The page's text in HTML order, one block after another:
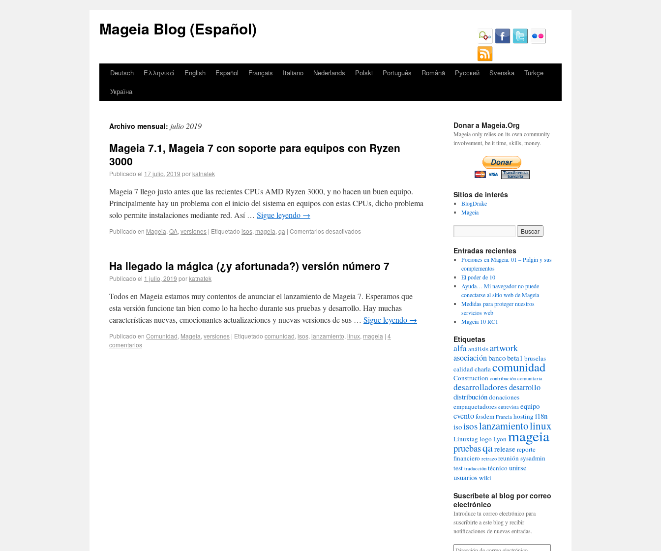
Mageia Blog (Español)
Deutsch Ελληνικά English Español Français Italiano Nederlands Polski Português Română Русский Svenska
Türkçe
Україна
Archivo mensual: julio 2019
Mageia 7.1, Mageia 7 con soporte para equipos con Ryzen
3000
Publicado el 17 julio, 2019 porkatnatek
Mageia 7 llego justo antes que las recientes CPUs AMD Ryzen 3000, y no hacen un buen equipo.
Principalmente hay un problema con el inicio del sistema en equipos con estas CPUs, dicho problema
solo permite instalaciones mediante red. Así … Sigue leyendo →
Publicado en Mageia, QA, versiones | Etiquetado isos, mageia, qa | Comentarios desactivados
Ha llegado la mágica (¿y afortunada?) versión número 7
Publicado el 1 julio, 2019 porkatnatek
Todos en Mageia estamos muy contentos de anunciar el lanzamiento de Mageia 7. Esperamos que
esta versión funcione tan bien como lo ha hecho durante sus pruebas y desarrollo. Hay muchas
características nuevas, emocionantes actualizaciones y nuevas versiones de sus … Sigue leyendo →
Publicado en Comunidad, Mageia, versiones | Etiquetado comunidad, isos, lanzamiento, linux, mageia | 4
comentarios
Donar a Mageia.Org
Mageia only relies on its own community
involvement, be it time, skills, money.
Sitios de interés
BlogDrake
Mageia
Entradas recientes
Pociones en Mageia. 01 – Pidgin y sus
complementos
El poder de 10
Ayuda… Mi navegador no puede
conectarse al sitio web de Mageia
Medidas para proteger nuestros
servicios web
Mageia 10 RC1
Etiquetas
alfaanálisisartwork
asociaciónbancobeta1 bruselas
calidadcharlacomunidad
Construction contribución comunitaria
desarrolladoresdesarrollo
distribucióndonaciones
empaquetadores entrevista equipo
eventofosdem Francia hosting i18n
isoisoslanzamientolinux
Linuxtag logoLyonmageia
pruebasqareleasereporte
financiero retrazo reuniónsysadmin
test traducción técnicounirse
usuarios wiki
Suscríbete al blog por correo
electrónico
Introduce tu correo electrónico para
suscribirte a este blog y recibir
notificaciones de nuevas entradas.